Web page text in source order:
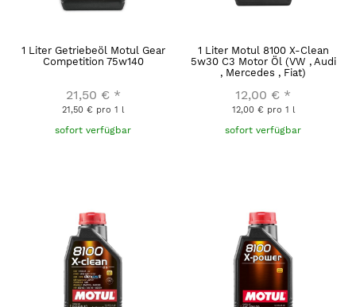
1 Liter Getriebeöl Motul Gear
Competition 75w140
21,50 € *
21,50 € pro 1 l
sofort verfügbar
1 Liter Motul 8100 X-Clean
5w30 C3 Motor Öl (VW , Audi
, Mercedes , Fiat)
12,00 € *
12,00 € pro 1 l
sofort verfügbar